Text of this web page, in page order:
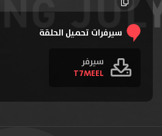
سيرفرات تحميل الحلقة
سيرفر
T7MEEL